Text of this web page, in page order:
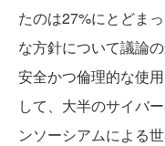
たのは27%にとどま
な方針について議論
安全かつ倫理的な使
して、大半のサイバ
ンソーシアムによる